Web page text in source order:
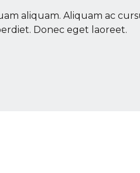
aliquam. Aliquam ac
Donec eget laoreet.